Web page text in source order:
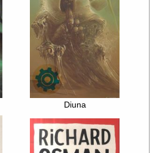
Diuna